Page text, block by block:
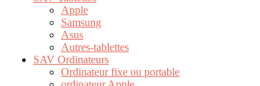
Apple
Samsung
Asus
Autres-tablettes
SAV Ordinateurs
Ordinateur fixe ou portable